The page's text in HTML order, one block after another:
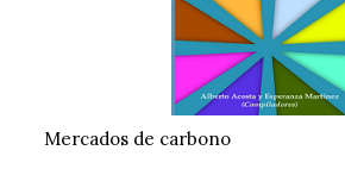
Mercados de carbono